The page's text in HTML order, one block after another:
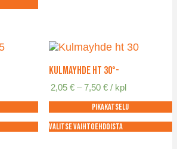
useampi
muunnelma.
Voit
tehdä
valinnat
tuotteen
sivulla.
Kulmayhde HT 30°-
2,05 € – 7,50 €Hintaluokka:
-
/ kpl
Pikakatselu
Valitse vaihtoehdoista